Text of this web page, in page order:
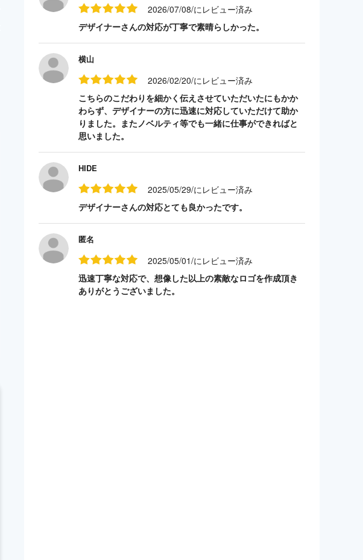
2026/07/08/にレビュー済み
デザイナーさんの対応が丁寧で素晴らしかった。
横山
2026/02/20/にレビュー済み
こちらのこだわりを細かく伝えさせていただいたにもかか
わらず、デザイナーの方に迅速に対応していただけて助か
りました。またノベルティ等でも一緒に仕事ができればと
思いました。
HIDE
2025/05/29/にレビュー済み
デザイナーさんの対応とても良かったです。
匿名
2025/05/01/にレビュー済み
迅速丁寧な対応で、想像した以上の素敵なロゴを作成頂き
ありがとうございました。